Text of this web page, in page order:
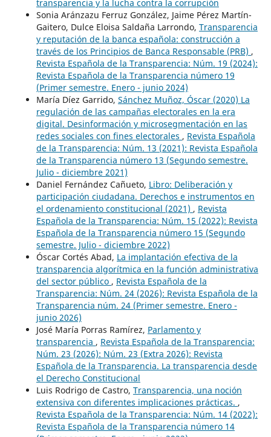
transparencia y la lucha contra la corrupción
Sonia Aránzazu Ferruz González, Jaime Pérez Martín-
Gaitero, Dulce Eloisa Saldaña Larrondo, Transparencia
y reputación de la banca española: construcción a
través de los Principios de Banca Responsable (PRB) ,
Revista Española de la Transparencia: Núm. 19 (2024):
Revista Española de la Transparencia número 19
(Primer semestre. Enero - junio 2024)
María Díez Garrido, Sánchez Muñoz, Óscar (2020) La
regulación de las campañas electorales en la era
digital. Desinformación y microsegmentación en las
redes sociales con fines electorales , Revista Española
de la Transparencia: Núm. 13 (2021): Revista Española
de la Transparencia número 13 (Segundo semestre.
Julio - diciembre 2021)
Daniel Fernández Cañueto, Libro: Deliberación y
participación ciudadana. Derechos e instrumentos en
el ordenamiento constitucional (2021) , Revista
Española de la Transparencia: Núm. 15 (2022): Revista
Española de la Transparencia número 15 (Segundo
semestre. Julio - diciembre 2022)
Óscar Cortés Abad, La implantación efectiva de la
transparencia algorítmica en la función administrativa
del sector público , Revista Española de la
Transparencia: Núm. 24 (2026): Revista Española de la
Transparencia núm. 24 (Primer semestre. Enero -
junio 2026)
José María Porras Ramírez, Parlamento y
transparencia , Revista Española de la Transparencia:
Núm. 23 (2026): Núm. 23 (Extra 2026): Revista
Española de la Transparencia. La transparencia desde
el Derecho Constitucional
Luis Rodrigo de Castro, Transparencia, una noción
extensiva con diferentes implicaciones prácticas. ,
Revista Española de la Transparencia: Núm. 14 (2022):
Revista Española de la Transparencia número 14